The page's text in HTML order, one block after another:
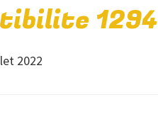
1294
2022